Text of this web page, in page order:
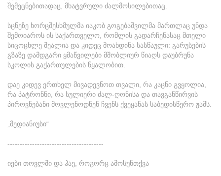
შემეცნებითადაც, მხატვრული ძალმოსილებითაც.
სცნეზე ხორცშესხმულმა იაკობ გოგებაშვილმა მართლაც უნდა
შემოიაროს ის საქართველო, რომლის გადარჩენასაც მთელი
სიცოცხლე შეალია და კიდეც მოახდინა სასწაული: გარუსების
გზაზე დამდგარი ყმაწვილები მშობლიურ წიაღს დაუბრუნა
სკოლის გაქართულების წყალობით.
დაე კიდევ ერთხელ მივადევნოთ თვალი, რა კაცნი გვყოლია,
რა პატრონნი, რა სულიერი ძალ-ღონისა და თავგანწირვის
პიროვნებანი მოვლენოდნენ ჩვენს ქვეყანას საბედისწერო ჟამს.
„მედიანიუსი“
---------------------------------------
იები თოვლში და ჰაე, როგორც ამოსუნთქვა